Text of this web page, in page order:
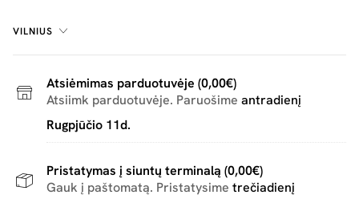
VILNIUS
Atsiėmimas parduotuvėje (0,00€)
Atsiimk parduotuvėje. Paruošime antradienį
Rugpjūčio 11d.
Pristatymas į siuntų terminalą (0,00€)
Gauk į paštomatą. Pristatysime trečiadienį